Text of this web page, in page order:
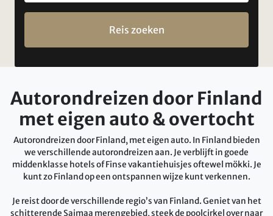
Reis zoeken
Autorondreizen door Finland
met eigen auto & overtocht
Autorondreizen door Finland, met eigen auto. In Finland bieden
we verschillende autorondreizen aan. Je verblijft in goede
middenklasse hotels of Finse vakantiehuisjes oftewel mökki. Je
kunt zo Finland op een ontspannen wijze kunt verkennen.
Je reist door de verschillende regio’s van Finland. Geniet van het
schitterende Saimaa merengebied, steek de poolcirkel over naar